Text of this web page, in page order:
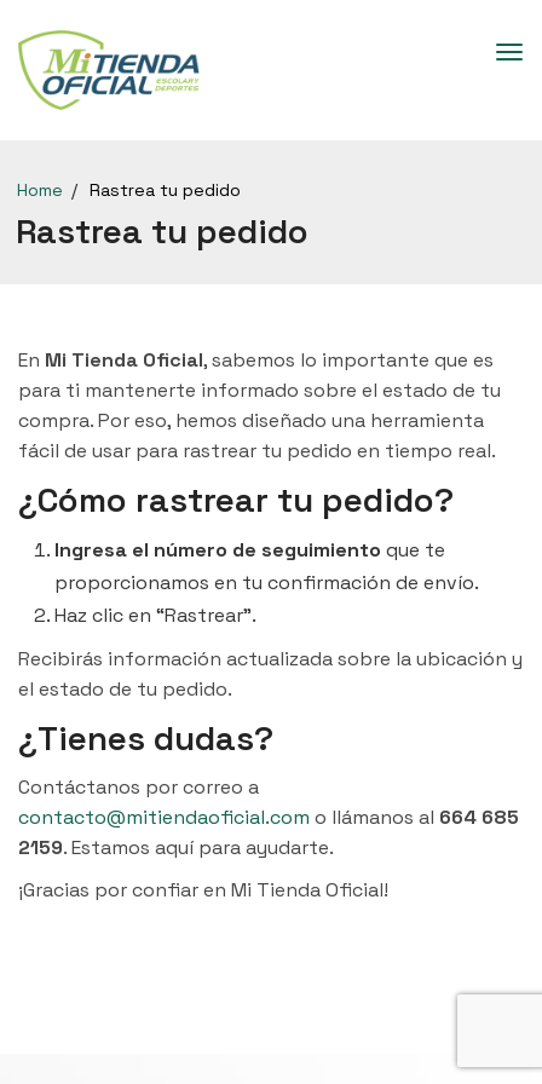
Home Rastrea tu pedido
Rastrea tu pedido
En Mi Tienda Oficial, sabemos lo importante que es
para ti mantenerte informado sobre el estado de tu
compra. Por eso, hemos diseñado una herramienta
fácil de usar para rastrear tu pedido en tiempo real.
¿Cómo rastrear tu pedido?
Ingresa el número de seguimiento que te
proporcionamos en tu confirmación de envío.
Haz clic en “Rastrear”.
Recibirás información actualizada sobre la ubicación y
el estado de tu pedido.
¿Tienes dudas?
Contáctanos por correo a
contacto@mitiendaoficial.com o llámanos al 664 685
2159. Estamos aquí para ayudarte.
¡Gracias por confiar en Mi Tienda Oficial!